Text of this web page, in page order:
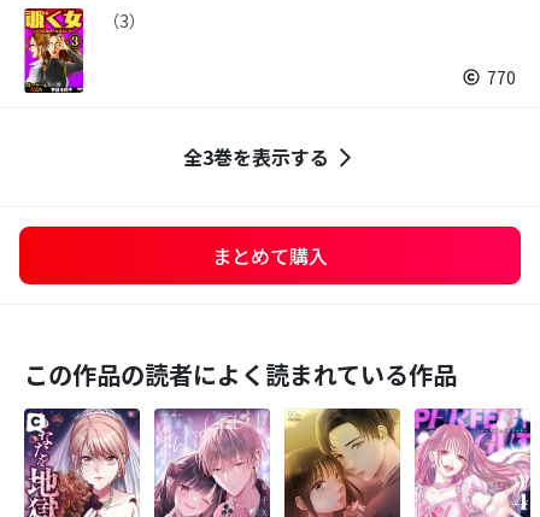
（3）
770
全3巻を表示する
まとめて購入
この作品の読者によく読まれている作品